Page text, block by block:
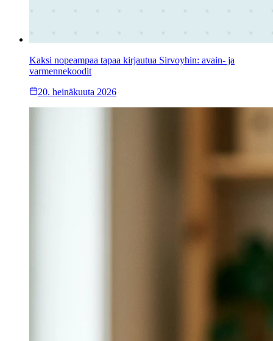
Kaksi nopeampaa tapaa kirjautua Sirvoyhin: avain- ja
varmennekoodit
20. heinäkuuta 2026